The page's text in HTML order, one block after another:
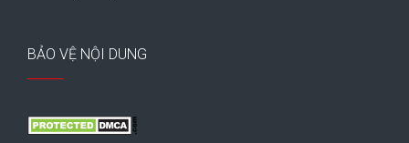
BẢO VỆ NỘI DUNG